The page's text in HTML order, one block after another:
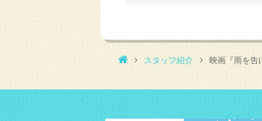
スタッフ紹介 映画『雨を